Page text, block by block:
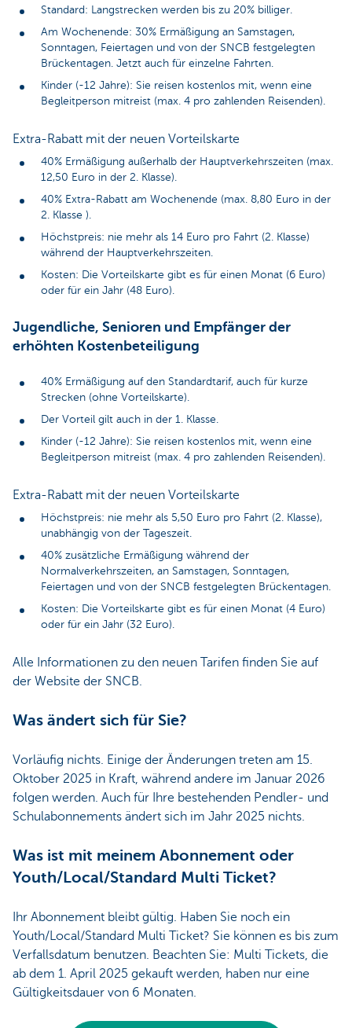
Standard: Langstrecken werden bis zu 20% billiger.
Am Wochenende: 30% Ermäßigung an Samstagen,
Sonntagen, Feiertagen und von der SNCB festgelegten
Brückentagen. Jetzt auch für einzelne Fahrten.
Kinder (-12 Jahre): Sie reisen kostenlos mit, wenn eine
Begleitperson mitreist (max. 4 pro zahlenden Reisenden).
Extra-Rabatt mit der neuen Vorteilskarte
40% Ermäßigung außerhalb der Hauptverkehrszeiten (max.
12,50 Euro in der 2. Klasse).
40% Extra-Rabatt am Wochenende (max. 8,80 Euro in der
2. Klasse ).
Höchstpreis: nie mehr als 14 Euro pro Fahrt (2. Klasse)
während der Hauptverkehrszeiten.
Kosten: Die Vorteilskarte gibt es für einen Monat (6 Euro)
oder für ein Jahr (48 Euro).
Jugendliche, Senioren und Empfänger der
erhöhten Kostenbeteiligung
40% Ermäßigung auf den Standardtarif, auch für kurze
Strecken (ohne Vorteilskarte).
Der Vorteil gilt auch in der 1. Klasse.
Kinder (-12 Jahre): Sie reisen kostenlos mit, wenn eine
Begleitperson mitreist (max. 4 pro zahlenden Reisenden).
Extra-Rabatt mit der neuen Vorteilskarte
Höchstpreis: nie mehr als 5,50 Euro pro Fahrt (2. Klasse),
unabhängig von der Tageszeit.
40% zusätzliche Ermäßigung während der
Normalverkehrszeiten, an Samstagen, Sonntagen,
Feiertagen und von der SNCB festgelegten Brückentagen.
Kosten: Die Vorteilskarte gibt es für einen Monat (4 Euro)
oder für ein Jahr (32 Euro).
Alle Informationen zu den neuen Tarifen finden Sie auf
der Website der SNCB.
Was ändert sich für Sie?
Vorläufig nichts. Einige der Änderungen treten am 15.
Oktober 2025 in Kraft, während andere im Januar 2026
folgen werden. Auch für Ihre bestehenden Pendler- und
Schulabonnements ändert sich im Jahr 2025 nichts.
Was ist mit meinem Abonnement oder
Youth/Local/Standard Multi Ticket?
Ihr Abonnement bleibt gültig. Haben Sie noch ein
Youth/Local/Standard Multi Ticket? Sie können es bis zum
Verfallsdatum benutzen. Beachten Sie: Multi Tickets, die
ab dem 1. April 2025 gekauft werden, haben nur eine
Gültigkeitsdauer von 6 Monaten.